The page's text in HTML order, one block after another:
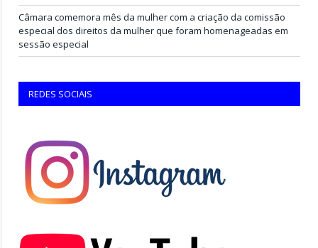
Câmara comemora mês da mulher com a criação da comissão
especial dos direitos da mulher que foram homenageadas em
sessão especial
REDES SOCIAIS